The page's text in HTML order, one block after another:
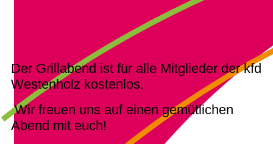
Der Grillabend ist für alle Mitglieder der kfd
Westenholz kostenlos.
Wir freuen uns auf einen gemütlichen
Abend mit euch!